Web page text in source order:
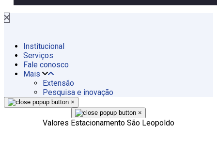
Institucional
Serviços
Fale conosco
Mais
Extensão
Pesquisa e inovação
×
×
Valores Estacionamento São Leopoldo